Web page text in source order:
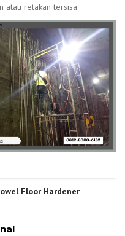
atau retakan tersisa.
Floor Hardener